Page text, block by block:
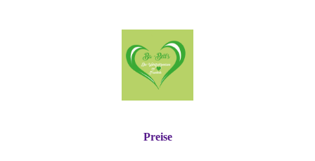
Preise